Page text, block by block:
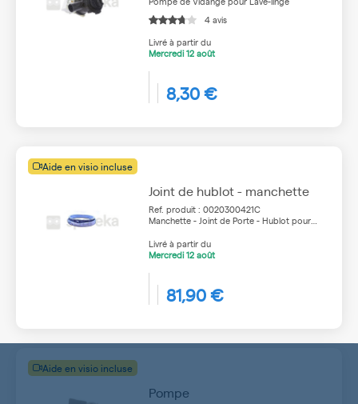
4 avis
Livré à partir du
Mercredi12 août
8,30 €
Aide en visio incluse
Joint de hublot - manchette
Ref. produit : 0020300421C
Manchette - Joint de Porte - Hublot pour
Livré à partir du
Mercredi12 août
81,90 €
Aide en visio incluse
Pompe